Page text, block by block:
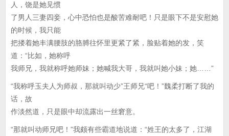
人，饶是她见惯
了男人三妻四妾，心中恐怕也是酸苦难耐吧！只是眼下不是安慰她
的时候，我只能
把搂着她丰满腰肢的胳膊往怀里更紧了紧，脸贴着她的发，笑
道：“比如，她称呼
我师兄，我就称呼她师妹；她喊我大哥，我就叫她小妹；她……”
“我称呼玉夫人为师叔，那就叫动少”王师兄“吧！”魏柔打断了我的
话，故
作淡然道，只是眼中却流露出一丝窘意。
“那就叫动师兄吧！”我颇有些霸道地说道：“姓王的太多了，江湖